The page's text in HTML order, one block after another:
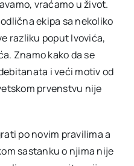
vraćamo u život.
ekipa sa nekoliko
razliku poput Ivovića,
Znamo kako da se
i veći motiv od
prvenstvu nije
po novim pravilima a
sastanku o njima nije